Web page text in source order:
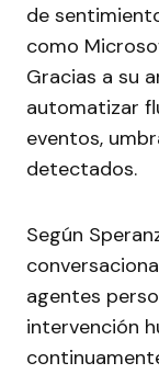
de
como
Gracias a su
automatizar
eventos,
detectados.
Según
agentes
intervención